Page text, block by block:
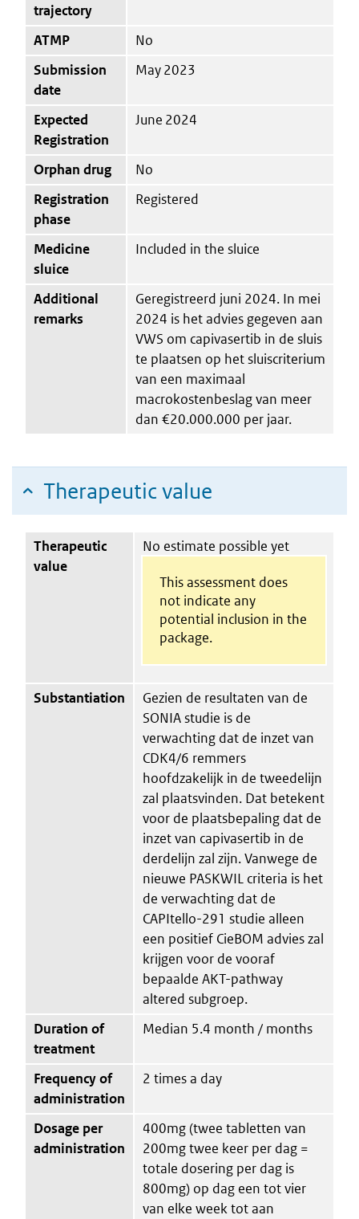
trajectory
ATMP
No
Submission
date
May 2023
Expected
Registration
June 2024
Orphan drug
No
Registration
phase
Registered
Medicine
sluice
Included in the sluice
Additional
remarks
Geregistreerd juni 2024. In mei
2024 is het advies gegeven aan
VWS om capivasertib in de sluis
te plaatsen op het sluiscriterium
van een maximaal
macrokostenbeslag van meer
dan €20.000.000 per jaar.
Therapeutic value
Therapeutic
value
No estimate possible yet
This assessment does
not indicate any
potential inclusion in the
package.
Substantiation
Gezien de resultaten van de
SONIA studie is de
verwachting dat de inzet van
CDK4/6 remmers
hoofdzakelijk in de tweedelijn
zal plaatsvinden. Dat betekent
voor de plaatsbepaling dat de
inzet van capivasertib in de
derdelijn zal zijn. Vanwege de
nieuwe PASKWIL criteria is het
de verwachting dat de
CAPItello-291 studie alleen
een positief CieBOM advies zal
krijgen voor de vooraf
bepaalde AKT-pathway
altered subgroep.
Duration of
treatment
Median 5.4 month / months
Frequency of
administration
2 times a day
Dosage per
administration
400mg (twee tabletten van
200mg twee keer per dag =
totale dosering per dag is
800mg) op dag een tot vier
van elke week tot aan